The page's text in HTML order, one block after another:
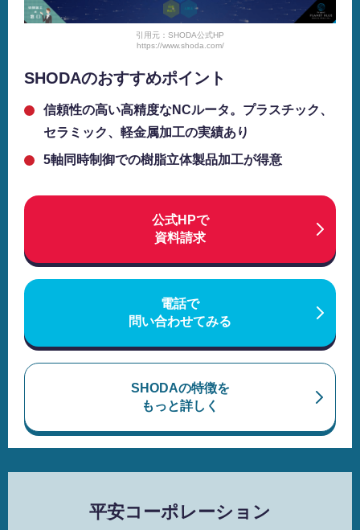
引用元：SHODA公式HP
https://www.shoda.com/
SHODAのおすすめポイント
信頼性の高い高精度なNCルータ。プラスチック、
セラミック、軽金属加工の実績あり
5軸同時制御での樹脂立体製品加工が得意
公式HPで
資料請求
電話で
問い合わせてみる
SHODAの特徴を
もっと詳しく
平安コーポレーション